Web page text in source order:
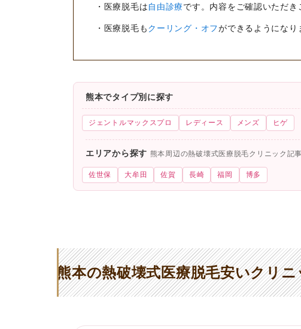
・医療脱毛は自由診療です。内容をご確認いただき
・医療脱毛もクーリング・オフができるようになり
熊本でタイプ別に探す
ジェントルマックスプロ レディース メンズ ヒゲ
エリアから探す 熊本周辺の熱破壊式医療脱毛クリニック記事
佐世保 大牟田 佐賀 長崎 福岡 博多
熊本の熱破壊式医療脱毛安いクリ